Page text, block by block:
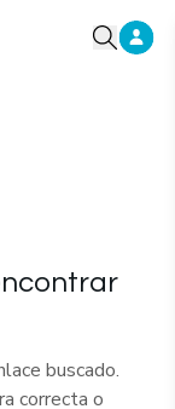
buscado.
correcta o